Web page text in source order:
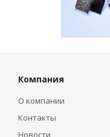
Компания
О компании
Контакты
Новости